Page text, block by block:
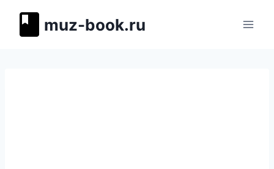
muz-book.ru